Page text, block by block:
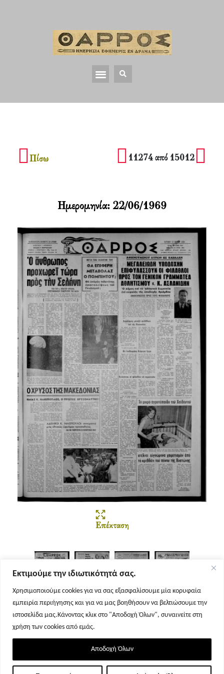
Εκτιμούμε την ιδιωτικότητά σας.
Χρησιμοποιούμε cookies για να σας εξασφαλίσουμε μία κορυφαία
εμπειρία περιήγησης και για να μας βοηθήσουν να βελτιώσουμε την
ιστοσελίδα μας.Κάνοντας κλικ στο "Αποδοχή Όλων", συναινείτε στη
χρήση των cookies από εμάς.
Αποδοχή Όλων
Πίσω 11274 από 15012
Επέκταση
Σελίδα 1 Σελίδα 2 Σελίδα 3 Σελίδα 4
Ημερομηνία: 22/06/1969